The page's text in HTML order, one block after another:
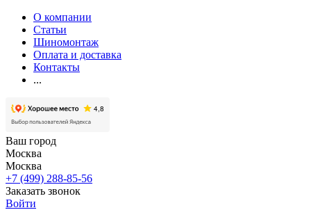
О компании
Статьи
Шиномонтаж
Оплата и доставка
Контакты
...
Ваш город
Москва
Москва
+7 (499) 288-85-56
Заказать звонок
Войти